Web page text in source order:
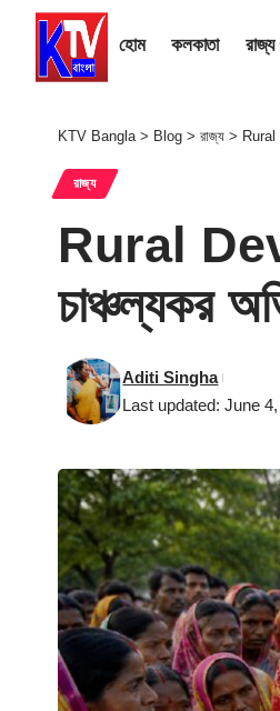
হোম কলকাতা রাজ্য
KTV Bangla> Blog > রাজ্য > Rural
রাজ্য
Rural
চাঞ্চল্যকর
Last updated: June
Aditi Singha